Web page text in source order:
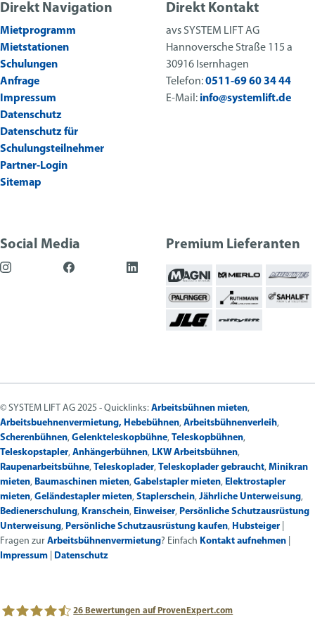
Direkt Navigation
Mietprogramm
Mietstationen
Schulungen
Anfrage
Impressum
Datenschutz
Datenschutz für
Schulungsteilnehmer
Partner-Login
Sitemap
Direkt Kontakt
avs SYSTEM LIFT AG
Hannoversche Straße 115 a
30916 Isernhagen
Telefon:0511-69 60 34 44
E-Mail: info@systemlift.de
Social Media Premium Lieferanten
© SYSTEM LIFT AG 2025 - Quicklinks: Arbeitsbühnen mieten,
Arbeitsbuehnenvermietung, Hebebühnen, Arbeitsbühnenverleih,
Scherenbühnen, Gelenkteleskopbühne, Teleskopbühnen,
Teleskopstapler, Anhängerbühnen, LKW Arbeitsbühnen,
Raupenarbeitsbühne, Teleskoplader, Teleskoplader gebraucht, Minikran
mieten, Baumaschinen mieten, Gabelstapler mieten, Elektrostapler
mieten, Geländestapler mieten, Staplerschein, Jährliche Unterweisung,
Bedienerschulung, Kranschein, Einweiser, Persönliche Schutzausrüstung
Unterweisung, Persönliche Schutzausrüstung kaufen, Hubsteiger
Fragen zur Arbeitsbühnenvermietung? Einfach Kontakt aufnehmen
Impressum
Datenschutz
26 Bewertungen auf ProvenExpert.com